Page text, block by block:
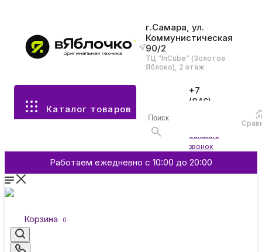
г.Самара, ул.
Коммунистическая
90/2
ТЦ “InCube” (Золотое
Яблоко), 2 этаж
Каталог товаров
+7
(846)
Заказать
звонок
Работаем ежедневно с 10:00 до 20:00
Корзина 0
Все разделы каталога
Аксессуары
Смартфоны и гаджеты